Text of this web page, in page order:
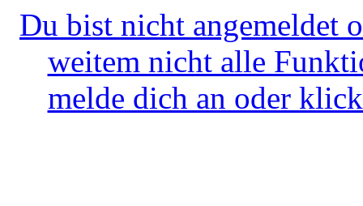
Du bist nicht angemeldet
weitem nicht alle
melde dich an oder